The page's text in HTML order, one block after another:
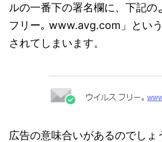
ルの一番下の署名欄に、下記の
フリー｡ www.avg.com」とい
されてしまいます。
広告の意味合いがあるのでしょ